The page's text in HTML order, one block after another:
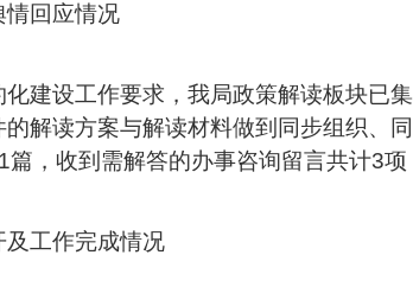
情回应情况
建设工作要求，我局政策解读板块已
解读方案与解读材料做到同步组织、
，收到需解答的办事咨询留言共计3项
及工作完成情况